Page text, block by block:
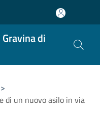
di
>
di un nuovo asilo in via